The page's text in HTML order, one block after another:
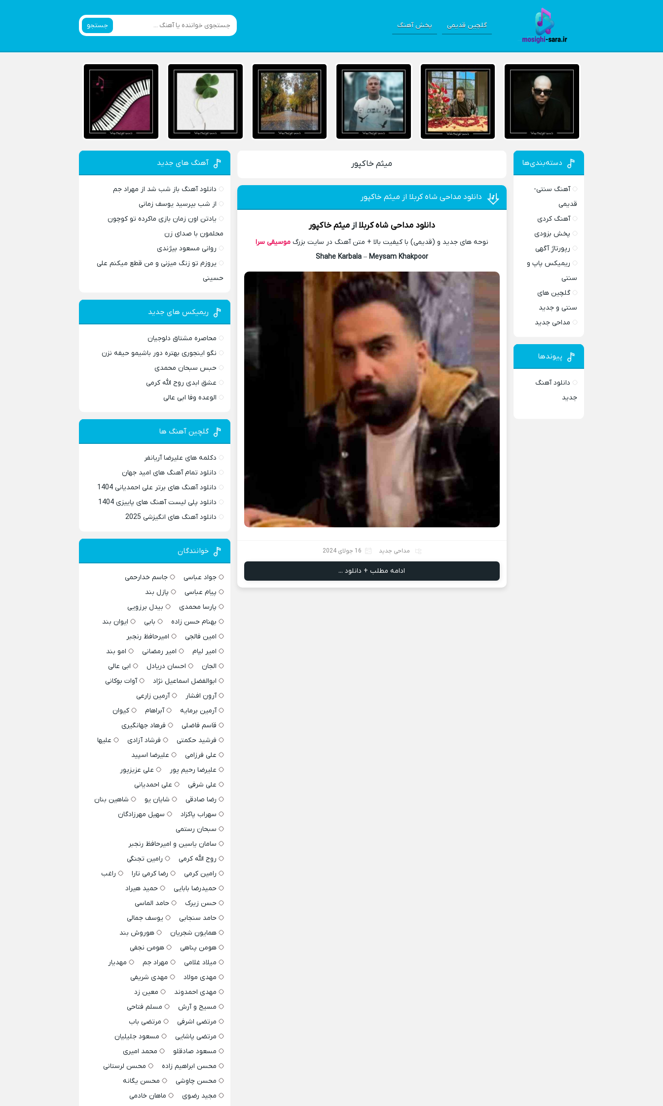
گلچین قدیمی پخش آهنگ جستجو
میثم خاکپور
دانلود مداحی شاه کربلا از میثم خاکپور
دانلود مداحی شاه کربلاازمیثم خاکپور
نوحه های جدید و (قدیمی) با کیفیت بالا + متن آهنگ در سایت بزرگموسیقی سرا
Shahe Karbala– Meysam Khakpoor
مداحی جدید 16 جولای 2024
ادامه مطلب + دانلود ...
دسته‌بندی‌ها
آهنگ سنتی-
قدیمی
آهنگ کردی
پخش بزودی
رپورتاژ آگهی
ریمیکس پاپ و
سنتی
گلچین های
سنتی و جدید
مداحی جدید
پیوندها
دانلود آهنگ
جدید
آهنگ های جدید
دانلود آهنگ باز شب شد از مهراد جم
از شب بپرسید یوسف زمانی
یادتن اون زمان بازی ماکرده تو کوچون
محلمون با صدای زن
روانی مسعود بیژندی
یروزم تو زنگ میزنی و من قطع میکنم علی
حسینی
ریمیکس های جدید
محاصره مشتاق دلوجیان
نگو اینجوری بهتره دور باشیمو حیفه نزن
حبس سبحان محمدی
عشق ابدی روح الله کرمی
الوعده وفا ابی عالی
گلچین آهنگ ها
دکلمه های علیرضا آریانفر
دانلود تمام آهنگ های امید جهان
دانلود آهنگ های برتر علی احمدیانی 1404
دانلود پلی لیست آهنگ های پاییزی 1404
دانلود آهنگ های انگیزشی 2025
خوانندگان
جواد عباسی
جاسم خدارحمی
پیام عباسی
پازل بند
پارسا محمدی
بیدل برزویی
بهنام حسن زاده
بابی
ایوان بند
امین فالجی
امیرحافظ رنجبر
امیر لیام
امیر رمضانی
امو بند
الجان
احسان دریادل
ابی عالی
ابوالفضل اسماعیل نژاد
آوات بوکانی
آرون افشار
آرمین زارعی
آرمین برمایه
آبراهام
کیوان
قاسم فاضلی
فرهاد جهانگیری
فرشید حکمتی
فرشاد آزادی
علیها
علی فرزامی
علیرضا اسپید
علیرضا رحیم پور
علی عزیزپور
علی شرفی
علی احمدیانی
رضا صادقی
شایان یو
شاهین بنان
سهراب پاکزاد
سهیل مهرزادگان
سبحان رستمی
سامان یاسین و امیرحافظ رنجبر
روح الله کرمی
رامین تجنگی
رامین کرمی
رضا کرمی تارا
راغب
حمیدرضا بابایی
حمید هیراد
حسن زیرک
حامد الماسی
حامد سنجابی
یوسف جمالی
همایون شجریان
هوروش بند
هومن پناهی
هومن نجفی
میلاد غلامی
مهراد جم
مهدیار
مهدی مولاد
مهدی شریفی
مهدی احمدوند
معین زد
مسیح و آرش
مسلم فتاحی
مرتضی اشرفی
مرتضی باب
مرتضی پاشایی
مسعود جلیلیان
مسعود صادقلو
محمد امیری
محسن ابراهیم زاده
محسن لرستانی
محسن چاوشی
محسن یگانه
مجید رضوی
ماهان خادمی